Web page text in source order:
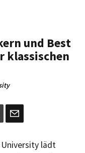
und Best
klassischen
University lädt